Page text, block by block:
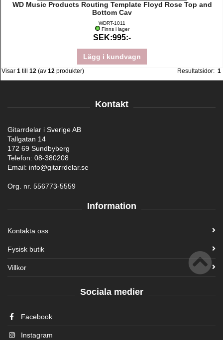
WD Music Products Routing Template Floyd Rose Top and
Bottom Cav
WDRT-1011
Finns i lager
SEK:995:-
Lägg i kundvagn
Visar 1 till 12 (av 12 produkter) Resultatsidor: 1
Kontakt
Gitarrdelar i Sverige AB
Tallgatan 14
172 69 Sundbyberg
Telefon: 08-380208
Email: info@gitarrdelar.se
Org. nr. 556773-5559
Information
Kontakta oss
Fysisk butik
Villkor
Sociala medier
Facebook
Instagram